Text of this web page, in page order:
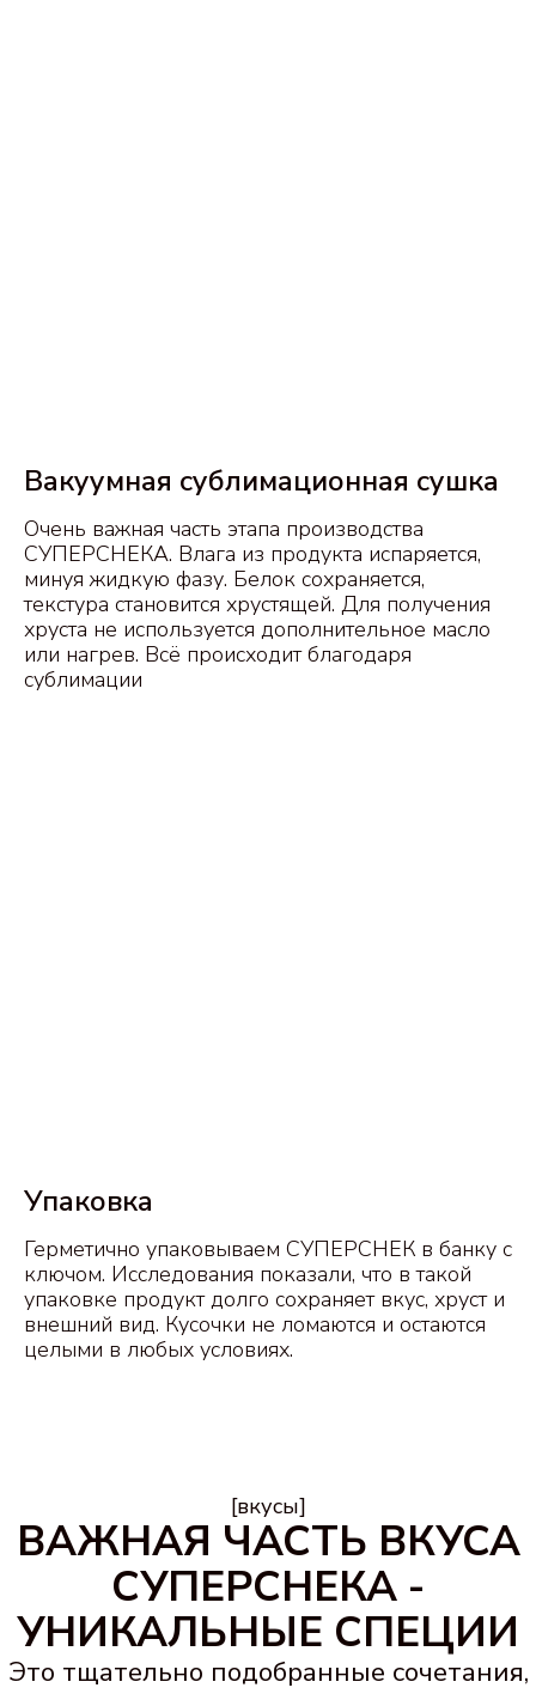
Вакуумная сублимационная сушка
Очень важная часть этапа производства
СУПЕРСНЕКА. Влага из продукта испаряется,
минуя жидкую фазу. Белок сохраняется,
текстура становится хрустящей. Для получения
хруста не используется дополнительное масло
или нагрев. Всё происходит благодаря
сублимации
Упаковка
Герметично упаковываем СУПЕРСНЕК в банку с
ключом. Исследования показали, что в такой
упаковке продукт долго сохраняет вкус, хруст и
внешний вид. Кусочки не ломаются и остаются
целыми в любых условиях.